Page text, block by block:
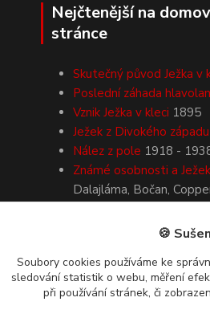
Nejčtenější na
stránce
Skutečný původ Ježka v
Poslední záhada
Vznik Ježka v kleci 1895
Ježek z Divokého západu
Nález z pole 1918 -
Známé osobnosti a
Dalajláma, Bočan,
🍪
Soubory cookies používáme ke
sledování statistik o webu, měření
při používání stránek, či